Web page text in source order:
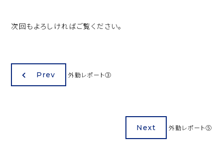
次回もよろしければご覧ください。
Prev 外勤レポート③
Next 外勤レポート⑤